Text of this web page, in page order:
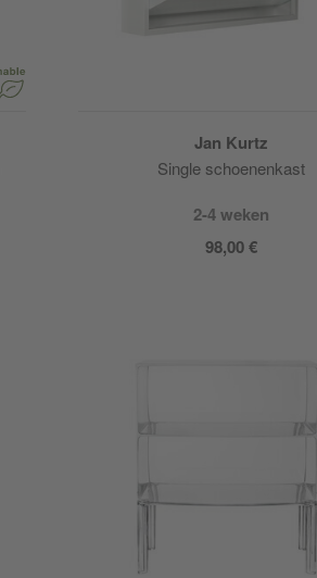
Jan Kurtz
Single schoenenkast
2-4 weken
98,00 €